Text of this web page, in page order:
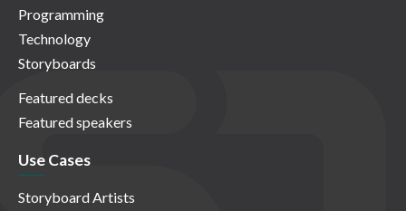
Programming
Technology
Storyboards
Featured decks
Featured speakers
Use Cases
Storyboard Artists